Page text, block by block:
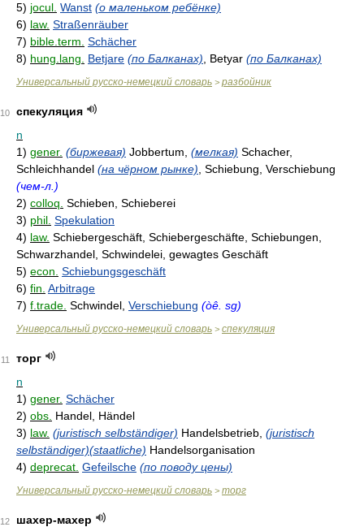
5) jocul. Wanst (о маленьком ребёнке)
6) law. Straßenräuber
7) bible.term. Schächer
8) hung.lang. Betjare (по Балканах) , Betyar (по Балканах)
Универсальный русско-немецкий словарь > разбойник
10
спекуляция
n
1) gener. (биржевая) Jobbertum, (мелкая) Schacher,
Schleichhandel (на чёрном рынке) , Schiebung, Verschiebung
(чем-л.)
2) colloq. Schieben, Schieberei
3) phil. Spekulation
4) law. Schiebergeschäft, Schiebergeschäfte, Schiebungen,
Schwarzhandel, Schwindelei, gewagtes Geschäft
5) econ. Schiebungsgeschäft
6) fin. Arbitrage
7) f.trade. Schwindel, Verschiebung (òê. sg)
Универсальный русско-немецкий словарь > спекуляция
11
торг
n
1) gener. Schächer
2) obs. Handel, Händel
3) law. (juristisch selbständiger) Handelsbetrieb, (juristisch
selbständiger)(staatliche) Handelsorganisation
4) deprecat. Gefeilsche (по поводу цены)
Универсальный русско-немецкий словарь > торг
12 шахер-махер